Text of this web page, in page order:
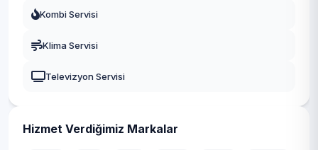
Kombi Servisi
Klima Servisi
Televizyon Servisi
Hizmet Verdiğimiz Markalar